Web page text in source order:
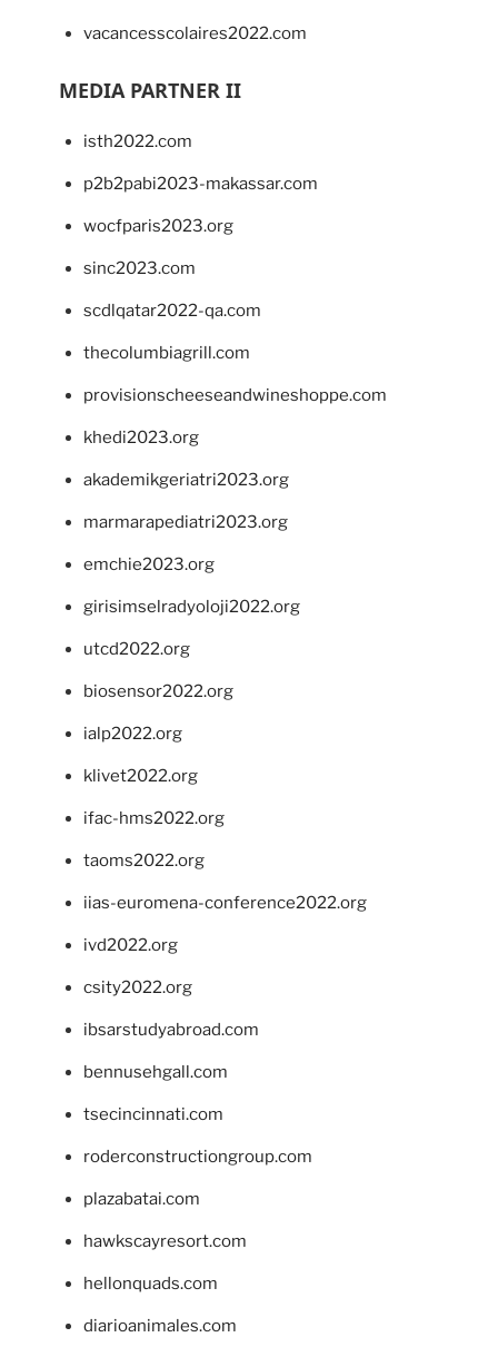
vacancesscolaires2022.com
MEDIA PARTNER II
isth2022.com
p2b2pabi2023-makassar.com
wocfparis2023.org
sinc2023.com
scdlqatar2022-qa.com
thecolumbiagrill.com
provisionscheeseandwineshoppe.com
khedi2023.org
akademikgeriatri2023.org
marmarapediatri2023.org
emchie2023.org
girisimselradyoloji2022.org
utcd2022.org
biosensor2022.org
ialp2022.org
klivet2022.org
ifac-hms2022.org
taoms2022.org
iias-euromena-conference2022.org
ivd2022.org
csity2022.org
ibsarstudyabroad.com
bennusehgall.com
tsecincinnati.com
roderconstructiongroup.com
plazabatai.com
hawkscayresort.com
hellonquads.com
diarioanimales.com